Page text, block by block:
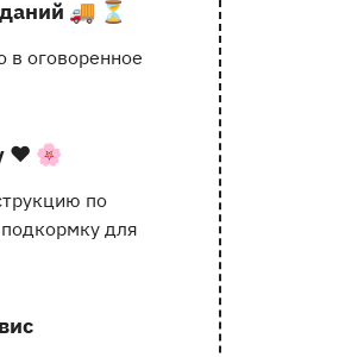
🚚 ⏳
в оговоренное
❤️ 🌸
по
для